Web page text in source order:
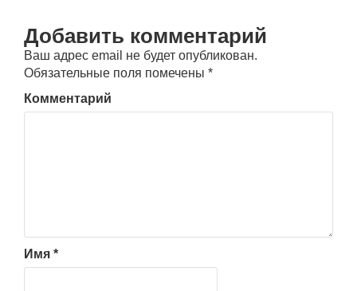
Добавить комментарий
Ваш адрес email не будет опубликован.
Обязательные поля помечены *
Комментарий
Имя *